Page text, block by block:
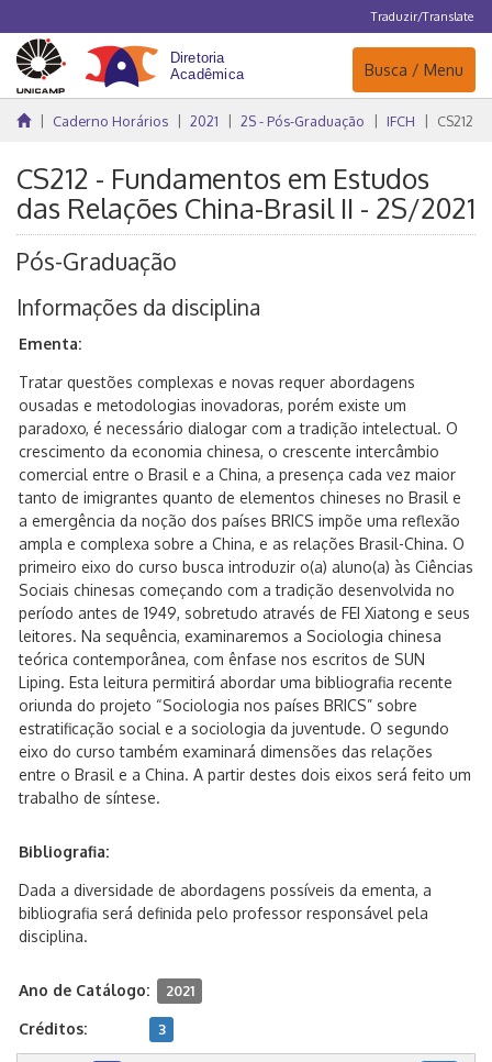
Traduzir/Translate
Navegação
Busca / Menu
Caderno Horários 2021 2S - Pós-Graduação IFCH CS212
CS212 - Fundamentos em Estudos
das Relações China-Brasil II - 2S/2021
Pós-Graduação
Informações da disciplina
Ementa:
Tratar questões complexas e novas requer abordagens
ousadas e metodologias inovadoras, porém existe um
paradoxo, é necessário dialogar com a tradição intelectual. O
crescimento da economia chinesa, o crescente intercâmbio
comercial entre o Brasil e a China, a presença cada vez maior
tanto de imigrantes quanto de elementos chineses no Brasil e
a emergência da noção dos países BRICS impõe uma reflexão
ampla e complexa sobre a China, e as relações Brasil-China. O
primeiro eixo do curso busca introduzir o(a) aluno(a) às Ciências
Sociais chinesas começando com a tradição desenvolvida no
período antes de 1949, sobretudo através de FEI Xiatong e seus
leitores. Na sequência, examinaremos a Sociologia chinesa
teórica contemporânea, com ênfase nos escritos de SUN
Liping. Esta leitura permitirá abordar uma bibliografia recente
oriunda do projeto “Sociologia nos países BRICS” sobre
estratificação social e a sociologia da juventude. O segundo
eixo do curso também examinará dimensões das relações
entre o Brasil e a China. A partir destes dois eixos será feito um
trabalho de síntese.
Bibliografia:
Dada a diversidade de abordagens possíveis da ementa, a
bibliografia será definida pelo professor responsável pela
disciplina.
Ano de Catálogo: 2021
Créditos: 3